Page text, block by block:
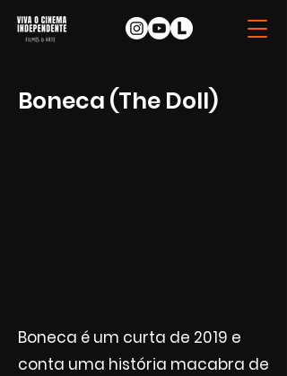
Boneca (The Doll)
Boneca é um curta de 2019 e
conta uma história macabra de